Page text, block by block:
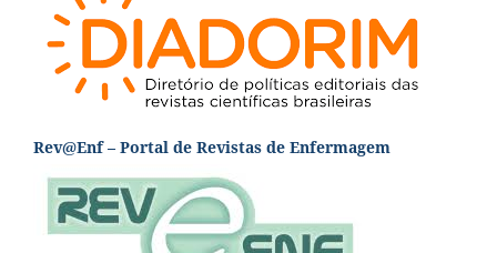
Rev@Enf – Portal de Revistas de Enfermagem